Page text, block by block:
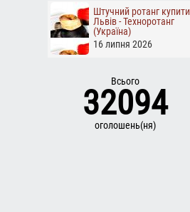
Штучний ротанг купити
Львів - Техноротанг
(Україна)
16 липня 2026
Всього
32094
оголошень(ня)